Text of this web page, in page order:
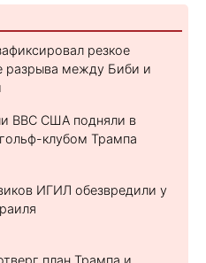
резкое
разрыва между Биби и
ВВС США подняли в
клубом Трампа
ИГИЛ обезвредили у
план Трампа и